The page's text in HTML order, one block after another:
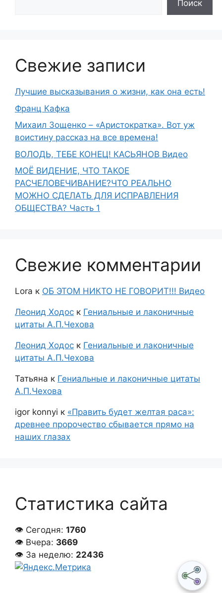
Поиск
Свежие записи
Лучшие высказывания о жизни, как она есть!
Франц Кафка
Михаил Зощенко – «Аристократка». Вот уж
воистину рассказ на все времена!
ВОЛОДЬ, ТЕБЕ КОНЕЦ! КАСЬЯНОВ Видео
МОЁ ВИДЕНИЕ, ЧТО ТАКОЕ
РАСЧЕЛОВЕЧИВАНИЕ?ЧТО РЕАЛЬНО
МОЖНО СДЕЛАТЬ ДЛЯ ИСПРАВЛЕНИЯ
ОБЩЕСТВА? Часть 1
Свежие комментарии
Lora к ОБ ЭТОМ НИКТО НЕ ГОВОРИТ!!! Видео
Леонид Ходос к Гениальные и лаконичные
цитаты А.П.Чехова
Леонид Ходос к Гениальные и лаконичные
цитаты А.П.Чехова
Татьяна к Гениальные и лаконичные цитаты
А.П.Чехова
igor konnyi к «Править будет желтая раса»:
древнее пророчество сбывается прямо на
наших глазах
Статистика сайта
👁 Сегодня: 1760
👁 Вчера: 3669
👁 За неделю: 22436